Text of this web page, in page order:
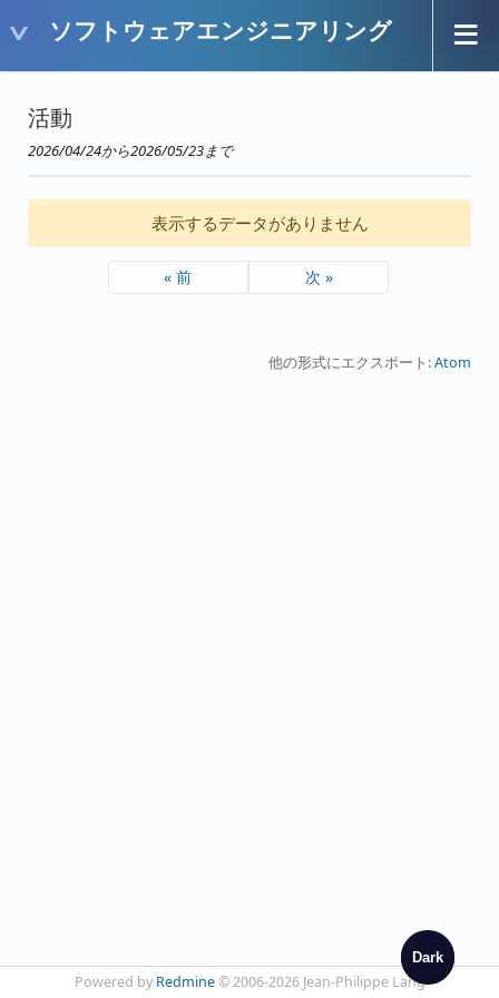
Dark
ソフトウェアエンジニアリング
活動
2026/04/24から2026/05/23まで
表示するデータがありません
« 前 次 »
他の形式にエクスポート:Atom
Powered by Redmine© 2006-2026 Jean-Philippe Lang